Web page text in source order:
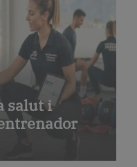
salut i